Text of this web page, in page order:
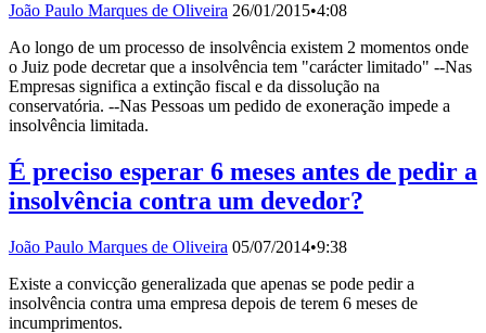
João Paulo Marques de Oliveira 26/01/2015•4:08
Ao longo de um processo de insolvência existem 2 momentos onde
o Juiz pode decretar que a insolvência tem "carácter limitado" --Nas
Empresas significa a extinção fiscal e da dissolução na
conservatória. --Nas Pessoas um pedido de exoneração impede a
insolvência limitada.
É preciso esperar 6 meses antes de pedir a
insolvência contra um devedor?
João Paulo Marques de Oliveira 05/07/2014•9:38
Existe a convicção generalizada que apenas se pode pedir a
insolvência contra uma empresa depois de terem 6 meses de
incumprimentos.